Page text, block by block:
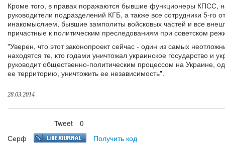
Кроме того, в правах поражаются бывшие функционеры КПСС,
руководители подразделений КГБ, а также все сотрудники 5-го
инакомыслием, бывшие замполиты войсковых частей и все
причастные к политическим преследованиям при советском
"Уверен, что этот законопроект сейчас - один из самых
находятся те, кто годами уничтожал украинское государство и
руководит общественно-политическим процессом на Украине,
ее территорию, уничтожить ее независимость".
28.03.2014
Tweet
0
Серф
Получить код